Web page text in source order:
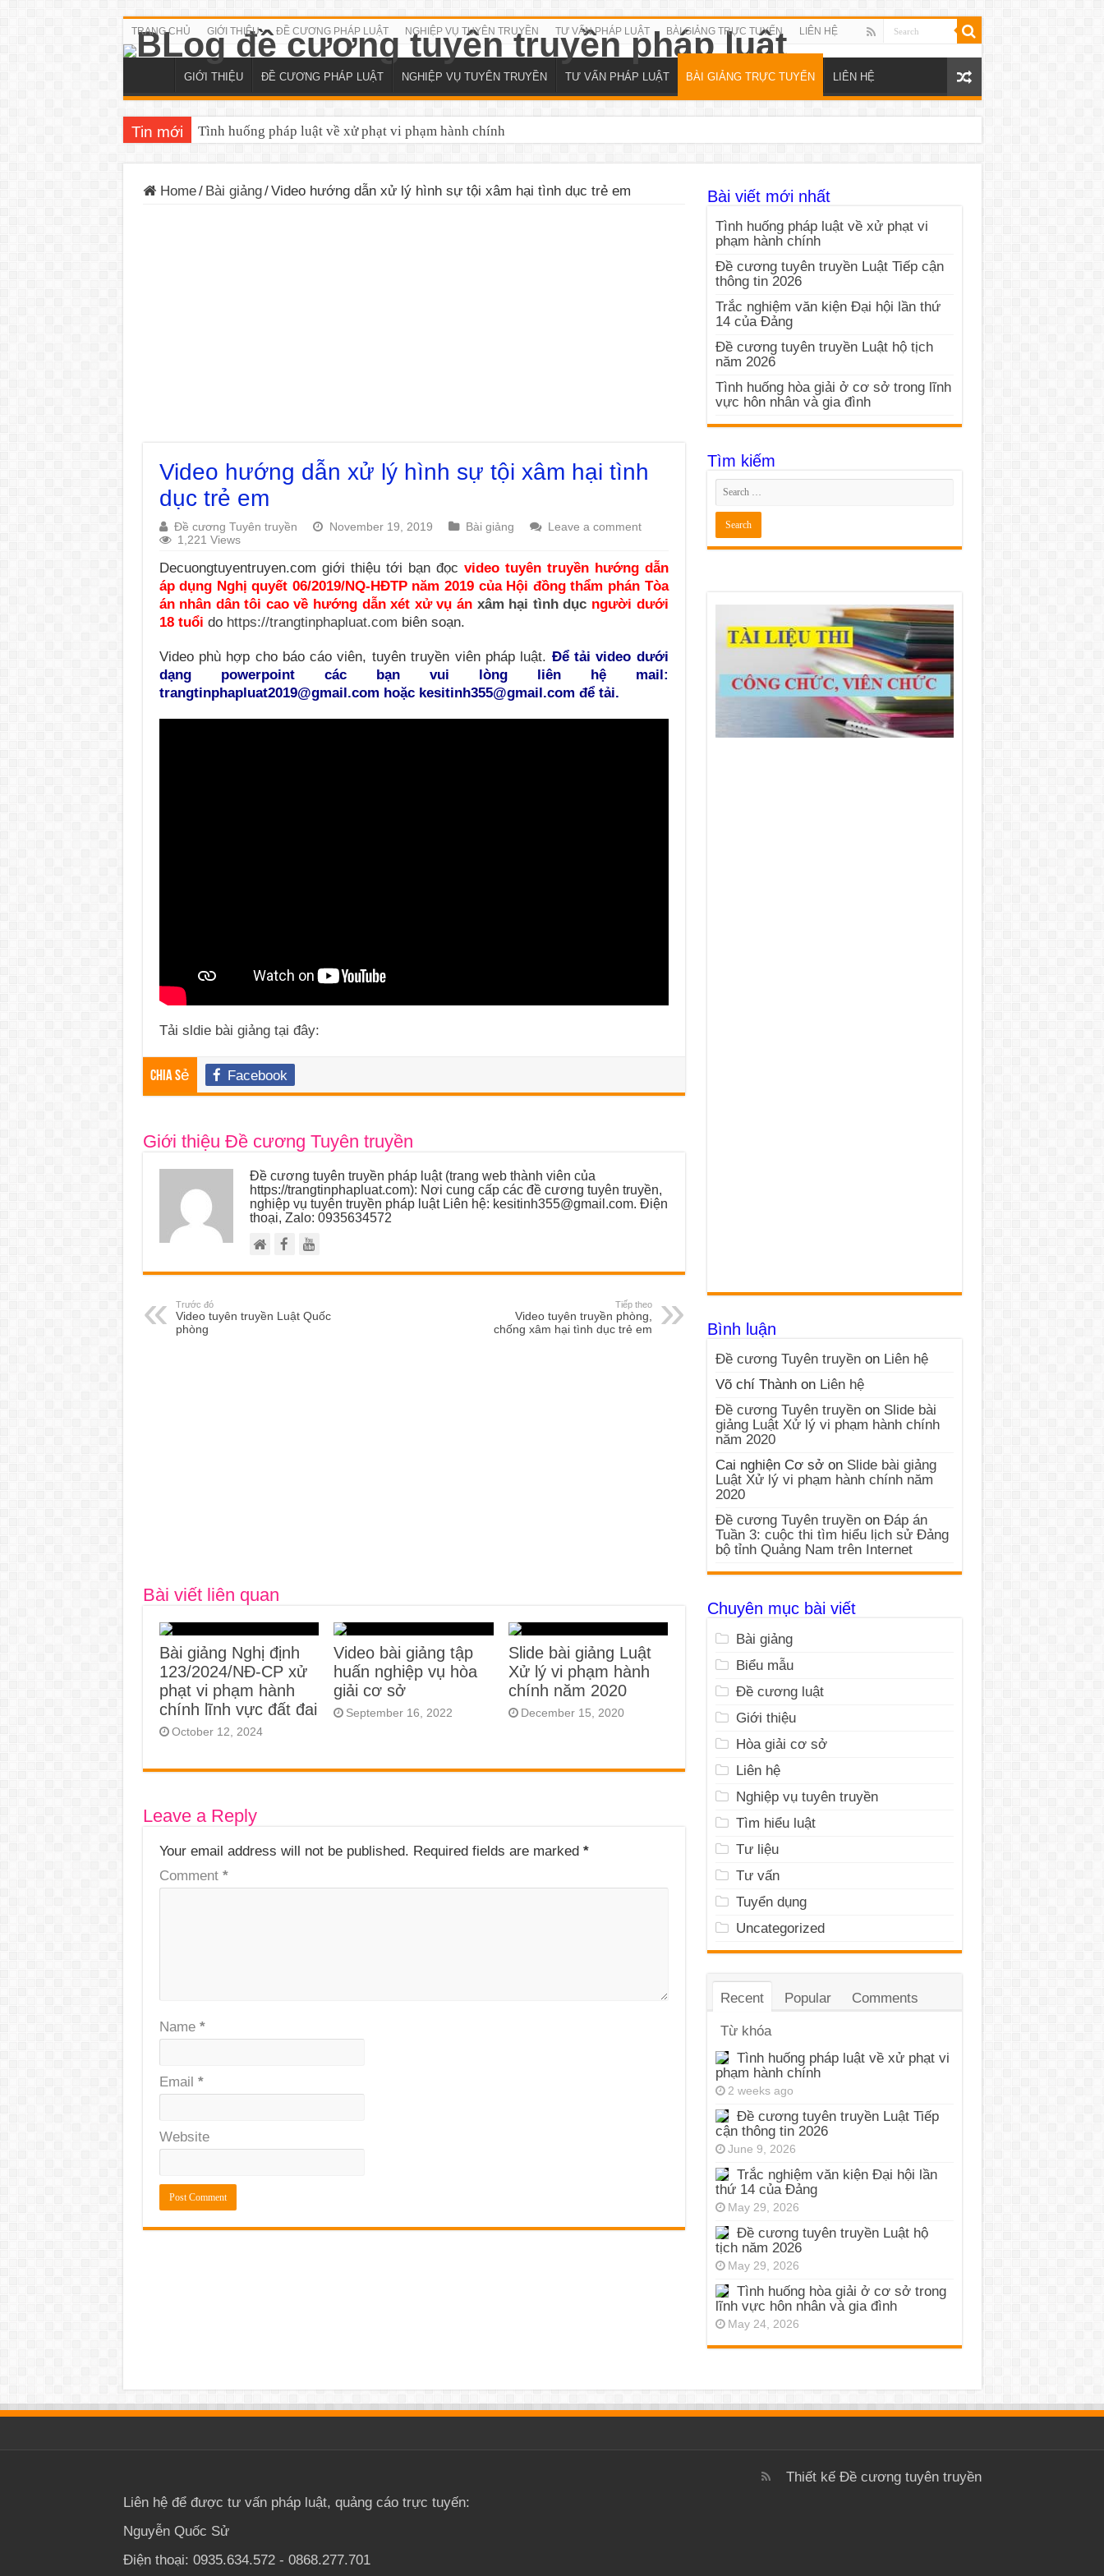
TRANG CHỦ GIỚI THIỆU ĐỀ CƯƠNG PHÁP LUẬT NGHIỆP VỤ TUYÊN TRUYỀN TƯ VẤN PHÁP LUẬT BÀI GIẢNG TRỰC TUYẾN LIÊN HỆ
GIỚI THIỆU ĐỀ CƯƠNG PHÁP LUẬT NGHIỆP VỤ TUYÊN TRUYỀN TƯ VẤN PHÁP LUẬT BÀI GIẢNG TRỰC TUYẾN LIÊN HỆ
Tin mới Tình huống pháp luật về xử phạt vi phạm hành chính
Home/ Bài giảng/Video hướng dẫn xử lý hình sự tội xâm hại tình dục trẻ em
Video hướng dẫn xử lý hình sự tội xâm hại tình
dục trẻ em
Đề cương Tuyên truyền November 19, 2019 Bài giảng
Leave a comment
1,221 Views
Decuongtuyentruyen.com giới thiệu tới bạn đọc video tuyên truyền hướng dẫn
áp dụng Nghị quyết 06/2019/NQ-HĐTP năm 2019 của Hội đồng thẩm phán Tòa
án nhân dân tôi cao về hướng dẫn xét xử vụ án xâm hại tình dục người dưới
18 tuổi do https://trangtinphapluat.com biên soạn.
Video phù hợp cho báo cáo viên, tuyên truyền viên pháp luật. Để tải video dưới
dạng powerpoint các bạn vui lòng liên hệ mail:
trangtinphapluat2019@gmail.com hoặc kesitinh355@gmail.com để tải.
Tải sldie bài giảng tại đây:
Chia sẻ Facebook
Giới thiệu Đề cương Tuyên truyền
Đề cương tuyên truyền pháp luật (trang web thành viên của
https://trangtinphapluat.com): Nơi cung cấp các đề cương tuyên truyền,
nghiệp vụ tuyên truyền pháp luật Liên hệ: kesitinh355@gmail.com. Điện
thoại, Zalo: 0935634572
Trước đó
Video tuyên truyền Luật Quốc
phòng
Tiếp theo
Video tuyên truyền phòng,
chống xâm hại tình dục trẻ em
Bài viết liên quan
Bài giảng Nghị định
123/2024/NĐ-CP xử
phạt vi phạm hành
chính lĩnh vực đất đai
October 12, 2024
Video bài giảng tập
huấn nghiệp vụ hòa
giải cơ sở
September 16, 2022
Slide bài giảng Luật
Xử lý vi phạm hành
chính năm 2020
December 15, 2020
Leave a Reply
Your email address will not be published. Required fields are marked *
Comment *
Name *
Email *
Website
Bài viết mới nhất
Tình huống pháp luật về xử phạt vi
phạm hành chính
Đề cương tuyên truyền Luật Tiếp cận
thông tin 2026
Trắc nghiệm văn kiện Đại hội lần thứ
14 của Đảng
Đề cương tuyên truyền Luật hộ tịch
năm 2026
Tình huống hòa giải ở cơ sở trong lĩnh
vực hôn nhân và gia đình
Tìm kiếm
Bình luận
Đề cương Tuyên truyềnon Liên hệ
Võ chí Thànhon Liên hệ
Đề cương Tuyên truyềnon Slide bài
giảng Luật Xử lý vi phạm hành chính
năm 2020
Cai nghiện Cơ sởon Slide bài giảng
Luật Xử lý vi phạm hành chính năm
2020
Đề cương Tuyên truyềnon Đáp án
Tuần 3: cuộc thi tìm hiểu lịch sử Đảng
bộ tỉnh Quảng Nam trên Internet
Chuyên mục bài viết
Bài giảng
Biểu mẫu
Đề cương luật
Giới thiệu
Hòa giải cơ sở
Liên hệ
Nghiệp vụ tuyên truyền
Tìm hiểu luật
Tư liệu
Tư vấn
Tuyển dụng
Uncategorized
Recent Popular Comments
Từ khóa
Tình huống pháp luật về xử phạt vi
phạm hành chính
2 weeks ago
Đề cương tuyên truyền Luật Tiếp
cận thông tin 2026
June 9, 2026
Trắc nghiệm văn kiện Đại hội lần
thứ 14 của Đảng
May 29, 2026
Đề cương tuyên truyền Luật hộ
tịch năm 2026
May 29, 2026
Tình huống hòa giải ở cơ sở trong
lĩnh vực hôn nhân và gia đình
May 24, 2026
Thiết kế Đề cương tuyên truyền
Liên hệ để được tư vấn pháp luật, quảng cáo trực tuyến:
Nguyễn Quốc Sử
Điện thoại: 0935.634.572 - 0868.277.701